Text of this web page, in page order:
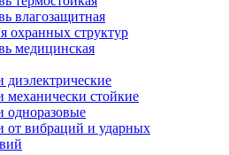
влагозащитная
охранных структур
медицинская
диэлектрические
механически стойкие
одноразовые
от вибраций и ударных